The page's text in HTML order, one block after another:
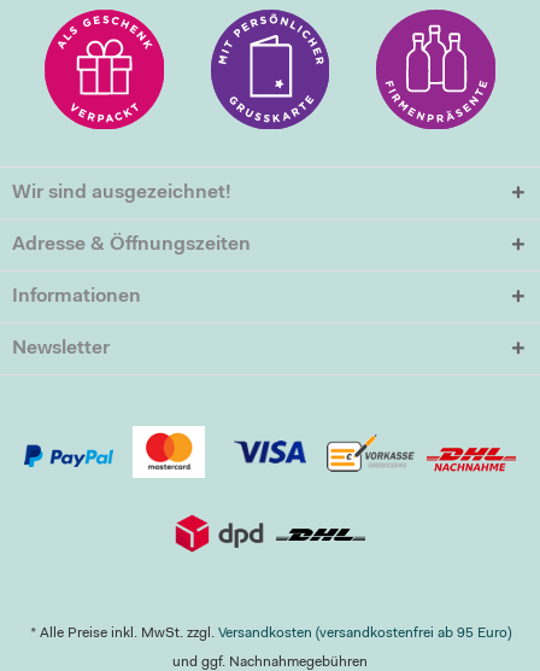
Wir sind ausgezeichnet!
Adresse & Öffnungszeiten
Informationen
Newsletter
* Alle Preise inkl. MwSt. zzgl. Versandkosten (versandkostenfrei ab 95 Euro)
und ggf. Nachnahmegebühren